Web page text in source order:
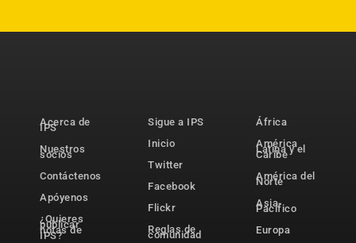
Acerca de
IPS
Nuestros
socios
Contáctenos
Apóyenos
¿Quieres
publicar
notas de
IPS?
Sigue a IPS
Inicio
Twitter
Facebook
Flickr
Reglas de
comunidad
África
América
Latina y el
Caribe
América del
Norte
Asia-
Pacífico
Europa